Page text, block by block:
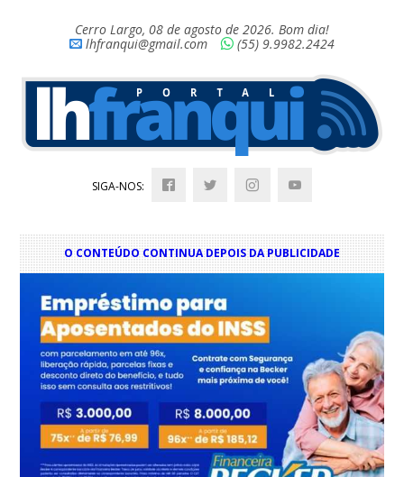
Cerro Largo, 08 de agosto de 2026. Bom dia!
lhfranqui@gmail.com
(55) 9.9982.2424
SIGA-NOS:
O CONTEÚDO CONTINUA DEPOIS DA PUBLICIDADE